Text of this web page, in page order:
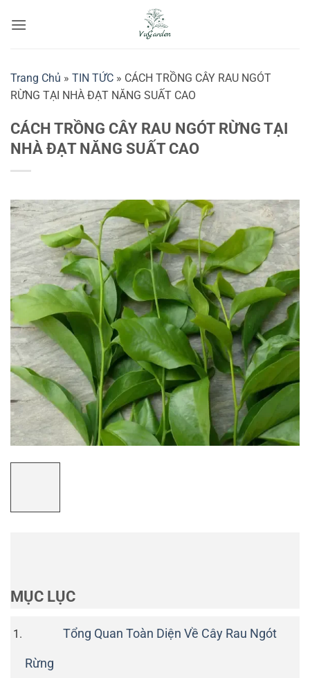
qua
Trang Chủ » TIN TỨC » CÁCH TRỒNG CÂY RAU NGÓT
RỪNG TẠI NHÀ ĐẠT NĂNG SUẤT CAO
CÁCH TRỒNG CÂY RAU NGÓT RỪNG TẠI
NHÀ ĐẠT NĂNG SUẤT CAO
MỤC LỤC
Tổng Quan Toàn Diện Về Cây Rau Ngót
Rừng